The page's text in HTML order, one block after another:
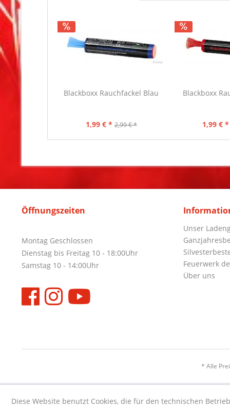
Blackboxx Rauchfackel Blau
1,99 € * 2,99 € *
Blackboxx
1,99 € *
Öffnungszeiten
Montag Geschlossen
Dienstag bis Freitag 10 - 18:00Uhr
Samstag 10 - 14:00Uhr
Unser
Feuerwerk
Über uns
* Alle
Diese Website benutzt Cookies, die für den technischen